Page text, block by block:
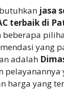
jasa
terbaik di
yang
adalah
pelayanannya
harga yang